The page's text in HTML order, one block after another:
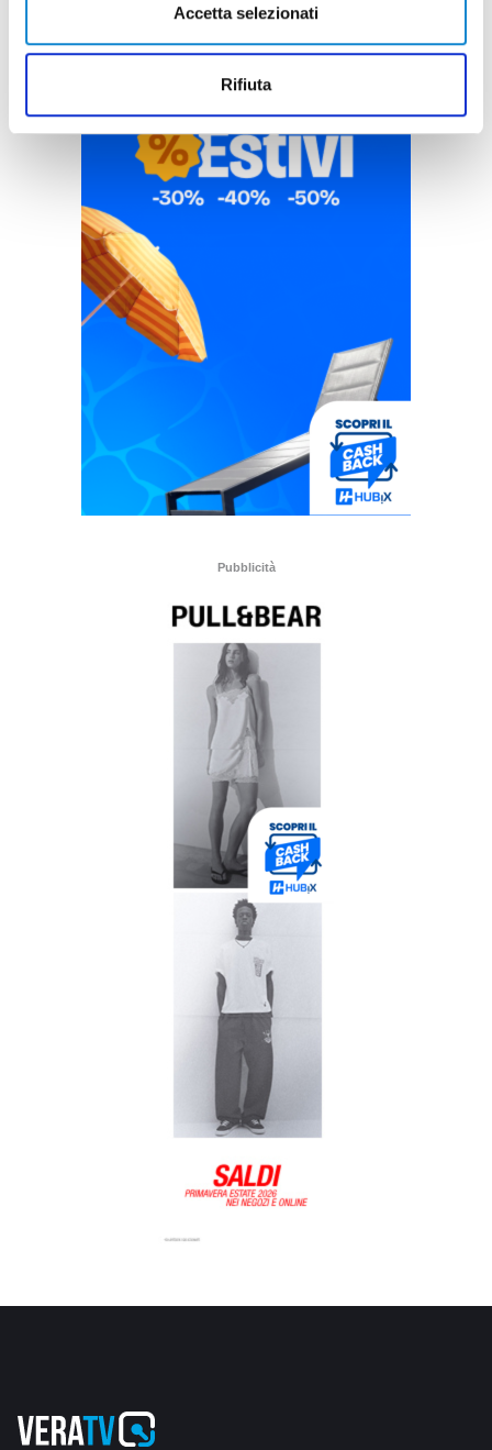
Accetta selezionati
Rifiuta
Pubblicità